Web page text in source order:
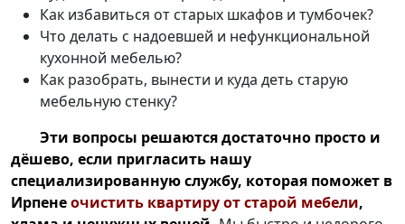
Как избавиться от старых шкафов и тумбочек?
Что делать с надоевшей и нефункциональной
кухонной мебелью?
Как разобрать, вынести и куда деть старую
мебельную стенку?
Эти вопросы решаются достаточно просто и
дёшево, если пригласить нашу
специализированную службу, которая поможет в
Ирпенеочистить квартиру от старой мебели,